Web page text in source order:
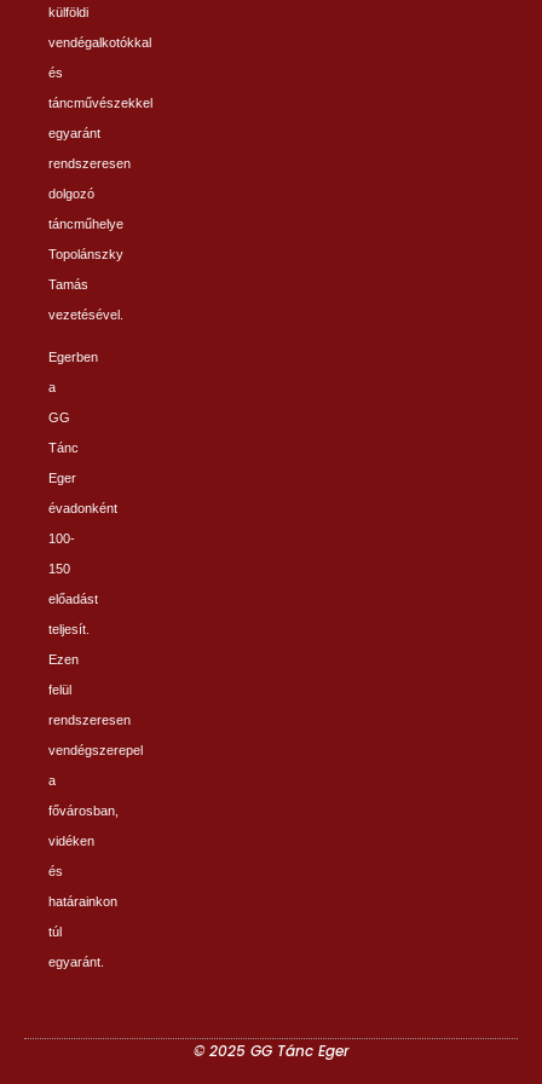
külföldi
vendégalkotókkal
és
táncművészekkel
egyaránt
rendszeresen
dolgozó
táncműhelye
Topolánszky
Tamás
vezetésével.
Egerben
a
GG
Tánc
Eger
évadonként
100-
150
előadást
teljesít.
Ezen
felül
rendszeresen
vendégszerepel
a
fővárosban,
vidéken
és
határainkon
túl
egyaránt.
© 2025 GG Tánc Eger